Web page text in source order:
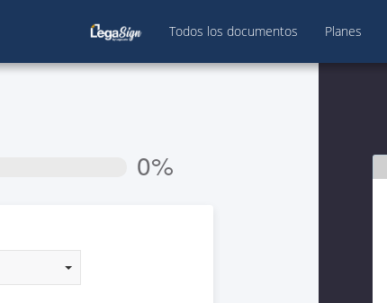
Todos los documentos Planes
0%